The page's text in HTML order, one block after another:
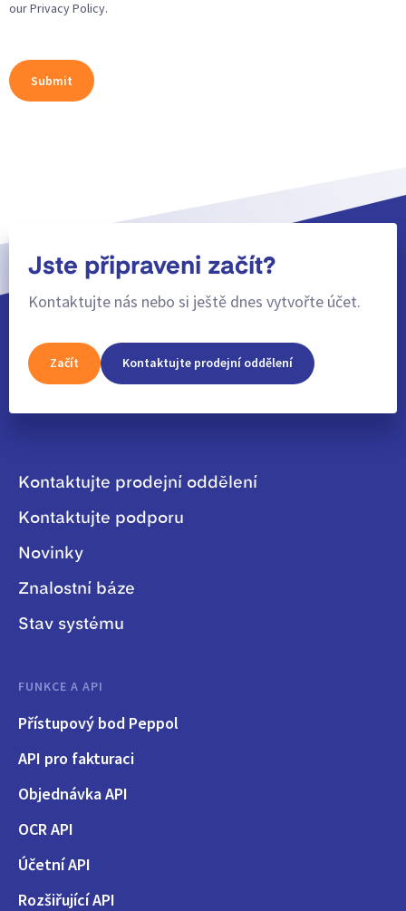
our Privacy Policy.
Jste připraveni začít?
Kontaktujte nás nebo si ještě dnes vytvořte účet.
Začít Kontaktujte prodejní oddělení
Kontaktujte prodejní oddělení
Kontaktujte podporu
Novinky
Znalostní báze
Stav systému
FUNKCE A API
Přístupový bod Peppol
API pro fakturaci
Objednávka API
OCR API
Účetní API
Rozšiřující API